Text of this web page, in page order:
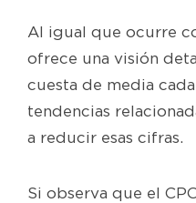
Al igual que ocurre
ofrece una visión
cuesta de media
tendencias
a reducir esas cifras.
Si observa que el